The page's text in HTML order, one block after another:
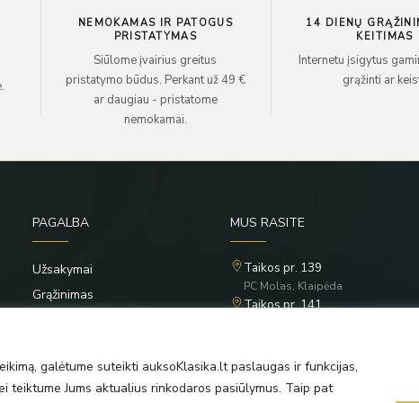
galėtume suteikti auksoKlasika.lt paslaugas ir funkcijas,
teiktume Jums aktualius rinkodaros pasiūlymus. Taip pat
NEMOKAMAS IR PATOGUS
PRISTATYMAS
Siūlome įvairius greitus
pristatymo būdus. Perkant už 49 €
ar daugiau - pristatome
nemokamai.
14 DIENŲ
KEITIMAS
Internetu įsigytus
grąžinti ar
PAGALBA
Užsakymai
Grąžinimas
MUS RASITE
Taikos pr. 139
PC Molas, Klaipėda
Taikos pr. 141
PC Banginis, Klaipėda